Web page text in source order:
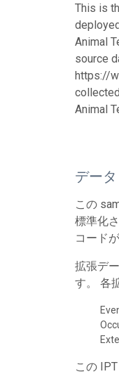
This is
Animal
source
https://
Animal
デー
この
標準化
コード
拡張デ
す。 各
この